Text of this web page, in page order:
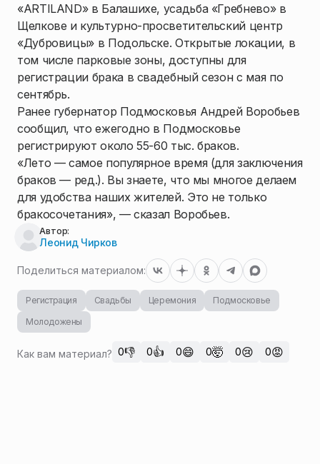
«ARTILAND» в Балашихе, усадьба «Гребнево» в
Щелкове и культурно-просветительский центр
«Дубровицы» в Подольске. Открытые локации, в
том числе парковые зоны, доступны для
регистрации брака в свадебный сезон с мая по
сентябрь.
Ранее губернатор Подмосковья Андрей Воробьев
сообщил, что ежегодно в Подмосковье
регистрируют около 55-60 тыс. браков.
«Лето — самое популярное время (для заключения
браков — ред.). Вы знаете, что мы многое делаем
для удобства наших жителей. Это не только
бракосочетания», — сказал Воробьев.
Автор:
Леонид Чирков
Поделиться материалом:
Регистрация Свадьбы Церемония
Подмосковье
Молодожены
Как вам материал? 0👎 0👍 0😄 0🤯 0😢 0😡